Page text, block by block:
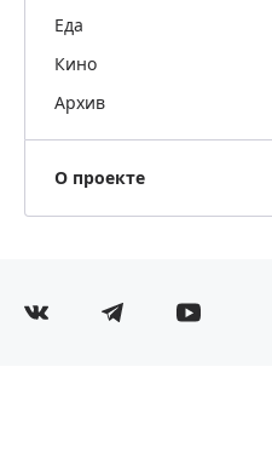
Еда
Кино
Архив
О проекте